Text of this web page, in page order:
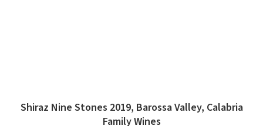
Shiraz Nine Stones 2019, Barossa Valley, Calabria
Family Wines